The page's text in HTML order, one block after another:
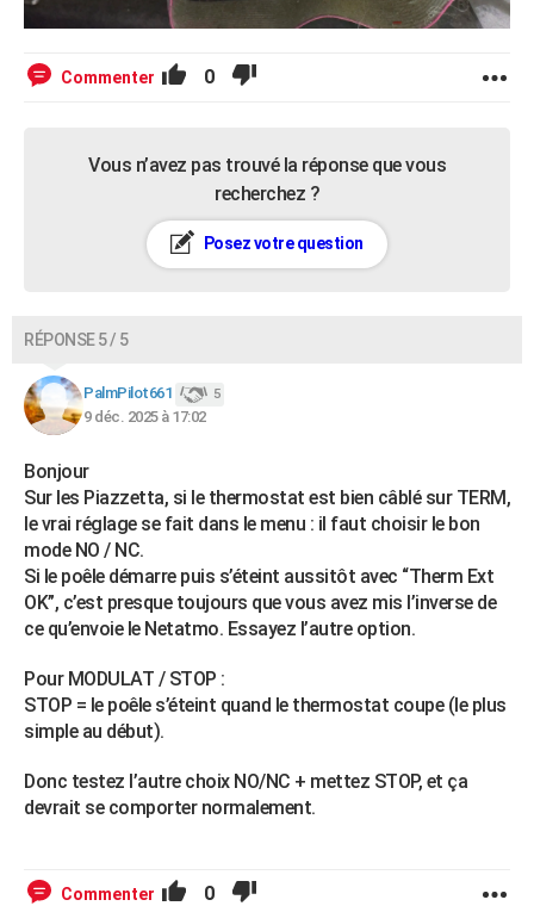
Commenter 0
Vous n’avez pas trouvé la réponse que vous
recherchez ?
Posez votre question
RÉPONSE 5 / 5
PalmPilot661 5
9 déc. 2025 à 17:02
Bonjour
Sur les Piazzetta, si le thermostat est bien câblé sur TERM,
le vrai réglage se fait dans le menu : il faut choisir le bon
mode NO / NC.
Si le poêle démarre puis s’éteint aussitôt avec “Therm Ext
OK”, c’est presque toujours que vous avez mis l’inverse de
ce qu’envoie le Netatmo. Essayez l’autre option.
Pour MODULAT / STOP :
STOP = le poêle s’éteint quand le thermostat coupe (le plus
simple au début).
Donc testez l’autre choix NO/NC + mettez STOP, et ça
devrait se comporter normalement.
Commenter 0